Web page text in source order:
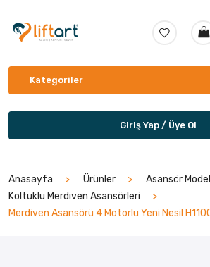
Kategoriler
Giriş Yap / Üye Ol
Anasayfa Ürünler
Asansör
Koltuklu Merdiven Asansörleri
Merdiven Asansörü 4 Motorlu Yeni Nesil